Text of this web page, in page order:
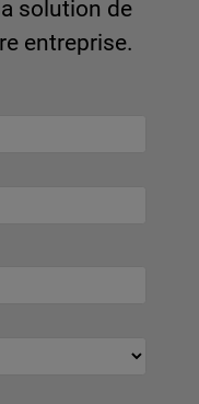
solution de
entreprise.